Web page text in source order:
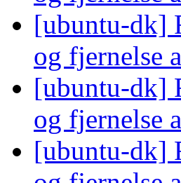
[ubuntu-dk]
og fjernelse
[ubuntu-dk]
og fjernelse
[ubuntu-dk]